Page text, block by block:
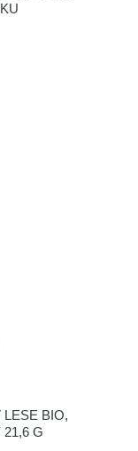
BIO,
G